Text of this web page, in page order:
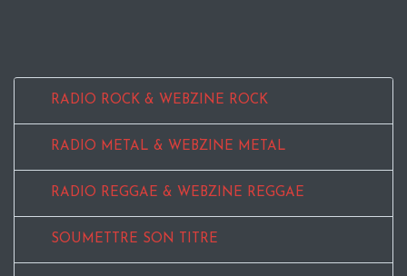
RADIO ROCK & WEBZINE ROCK
RADIO METAL & WEBZINE METAL
RADIO REGGAE & WEBZINE REGGAE
SOUMETTRE SON TITRE